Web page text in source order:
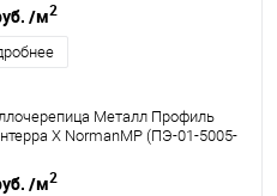
/м2
Металл Профиль
X NormanMP (ПЭ-01-5005-
/м2